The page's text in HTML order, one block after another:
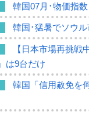
韓国07月･物価指
韓国･猛暑でソウ
【日本市場再挑
は9台だけ
韓国「信用赦免を